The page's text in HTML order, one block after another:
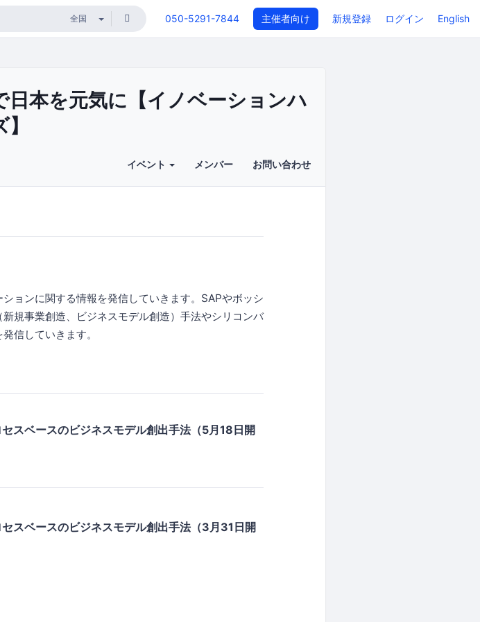
050-5291-7844 主催者向け 新規登録 ログイン English
日本を元気に【イノベーションハ
イベント メンバー お問い合わせ
ョンに関する情報を発信していきます。SAPやボッシ
規事業創造、ビジネスモデル創造）手法やシリコンバ
信していきます。
スベースのビジネスモデル創出手法（5月18日開
スベースのビジネスモデル創出手法（3月31日開